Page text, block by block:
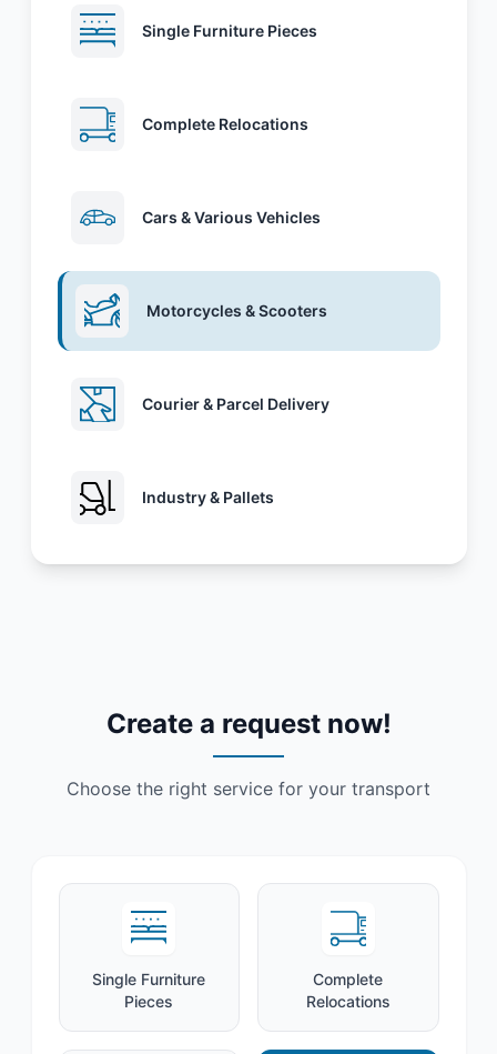
Single Furniture Pieces
Complete Relocations
Cars & Various Vehicles
Motorcycles & Scooters
Courier & Parcel Delivery
Industry & Pallets
Create a request now!
Choose the right service for your transport
Single Furniture
Pieces
Complete
Relocations